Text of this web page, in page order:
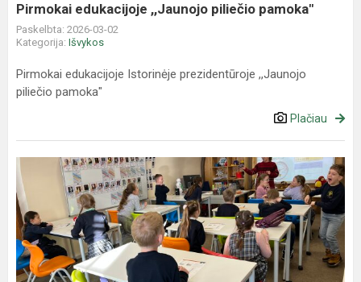
Pirmokai edukacijoje ,,Jaunojo piliečio pamoka"
Paskelbta: 2026-03-02
Kategorija: Išvykos
Pirmokai edukacijoje Istorinėje prezidentūroje ,,Jaunojo
piliečio pamoka"
Plačiau
Pirmokai
edukacijoje
,,38
papūgos"